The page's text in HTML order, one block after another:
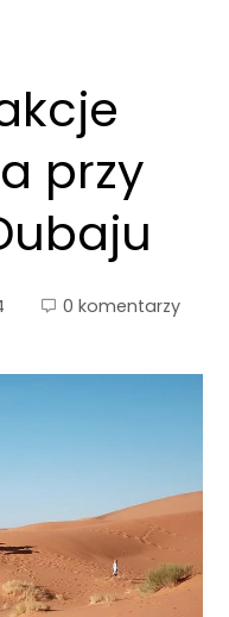
przy
0 komentarzy